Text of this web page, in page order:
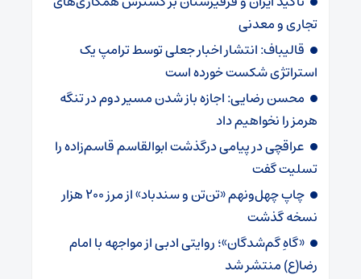
تجاری و معدنی
قالیباف: انتشار اخبار جعلی توسط ترامپ یک
استراتژی شکست خورده است
محسن رضایی: اجازه باز شدن مسیر دوم در تنگه
هرمز را نخواهیم داد
عراقچی در پیامی درگذشت ابوالقاسم قاسم‌زاده را
تسلیت گفت
چاپ چهل‌ونهم «تن‌تن و سندباد» از مرز ۲۰۰ هزار
نسخه گذشت
«گاهِ گم‌شدگان»؛ روایتی ادبی از مواجهه با امام
رضا(ع) منتشر شد